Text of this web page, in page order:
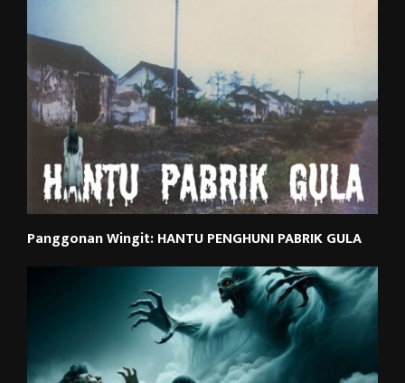
Panggonan Wingit: HANTU PENGHUNI PABRIK GULA